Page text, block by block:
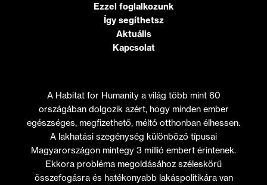
Ezzel foglalkozunk
Így segíthetsz
Aktuális
Kapcsolat
A Habitat for Humanity a világ több mint 60
országában dolgozik azért, hogy minden ember
egészséges, megfizethető, méltó otthonban élhessen.
A lakhatási szegénység különböző típusai
Magyarországon mintegy 3 millió embert érintenek.
Ekkora probléma megoldásához széleskörű
összefogásra és hatékonyabb lakáspolitikára van